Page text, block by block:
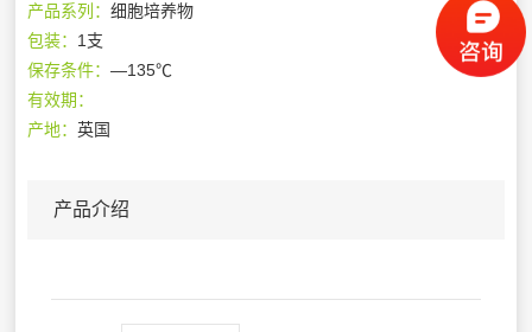
产品系列：细胞培养物
包装： 1支
保存条件：—135℃
有效期：
产地：英国
产品介绍